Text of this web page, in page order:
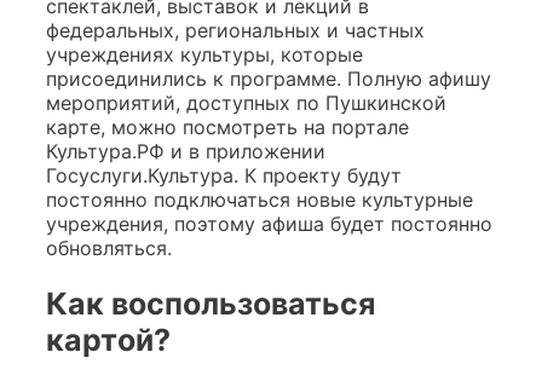
спектаклей, выставок и лекций в
федеральных, региональных и частных
учреждениях культуры, которые
присоединились к программе. Полную афишу
мероприятий, доступных по Пушкинской
карте, можно посмотреть на портале
Культура.РФ и в приложении
Госуслуги.Культура. К проекту будут
постоянно подключаться новые культурные
учреждения, поэтому афиша будет постоянно
обновляться.
Как воспользоваться
картой?